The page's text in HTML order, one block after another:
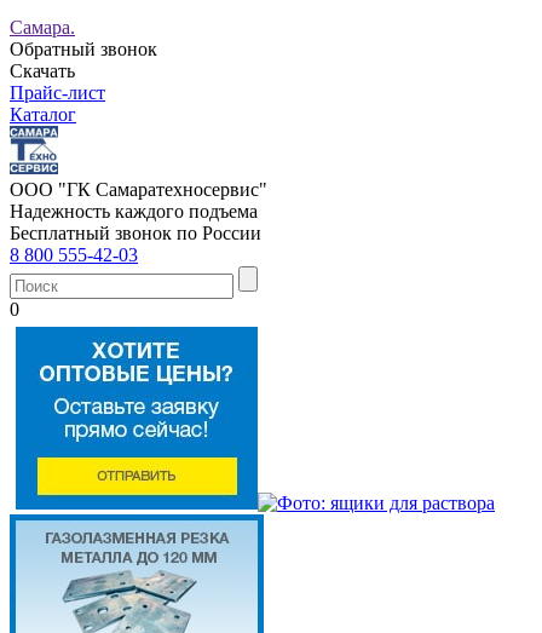
Самара.
Обратный звонок
Скачать
Прайс-лист
Каталог
ООО "ГК Самаратехносервис"
Надежность каждого подъема
Бесплатный звонок по России
8 800 555-42-03
0